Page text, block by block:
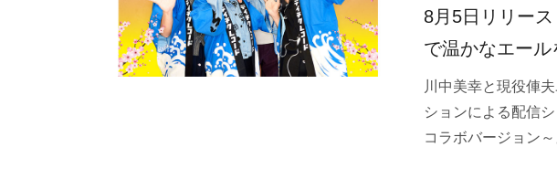
8月5日リリー
で温かなエール
川中美幸と現役俥
ションによる配信
コラボバージョン